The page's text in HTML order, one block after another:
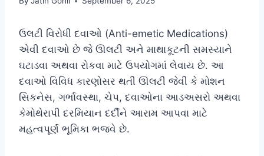
ઉલટી વિરોધી દવાઓ (Anti-emetic Medications)
એવી દવાઓ છે જે ઊલટી અને માથાકૂટની સમસ્યાને
ઘટાડવા અથવા રોકવા માટે ઉપયોગમાં લેવાય છે. આ
દવાઓ વિવિધ કારણોસર થતી ઊલટી જેવી કે મોશન
સિકનેસ, ગર્ભાવસ્થા, ચેપ, દવાઓના આડઅસરો અથવા
કેમોથેરાપી દરમિયાન દર્દીને આરામ આપવા માટે
મહત્વપૂર્ણ ભૂમિકા ભજવે છે.